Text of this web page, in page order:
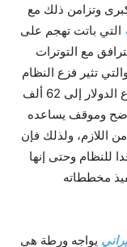
وتزامن ذلك مع
التي باتت تهجم على
مع التوترات
تثير فزع النظام
الى أبعد حد ولاسيما بعد نهيار البورصة وارتفاع الدولار إلى 62 ألف
وموقف يساعده
اللازم، ولذلك فإن
للنظام وحتى إنها
مخططاته
يواجه ورطة هي